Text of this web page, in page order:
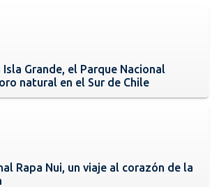
Grande, el Parque Nacional
natural en el Sur de Chile
Rapa Nui, un viaje al corazón de la